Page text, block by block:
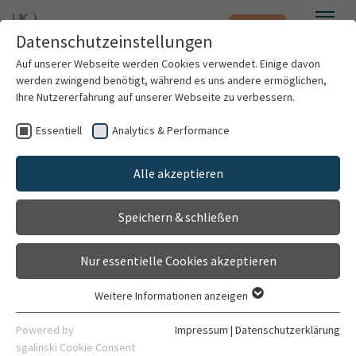
Zum Hauptinhalt springen Notfall
Patienten & Besucher
Kliniken & Institute
Forschung
Karriere
Vanessa Denne
Projektassistenz
Netzwerk Universitätsmedizin (NUM)
Datenschutzeinstellungen
Auf unserer Webseite werden Cookies verwendet. Einige davon
werden zwingend benötigt, während es uns andere ermöglichen,
Ihre Nutzererfahrung auf unserer Webseite zu verbessern.
Essentiell Analytics & Performance
Alle akzeptieren
Speichern & schließen
Nur essentielle Cookies akzeptieren
Essentielle Cookies werden für grundlegende Funktionen der
Webseite benötigt. Dadurch ist gewährleistet, dass die
Weitere Informationen anzeigen
Powered by
sgalinski Cookie Consent
Impressum | Datenschutzerklärung